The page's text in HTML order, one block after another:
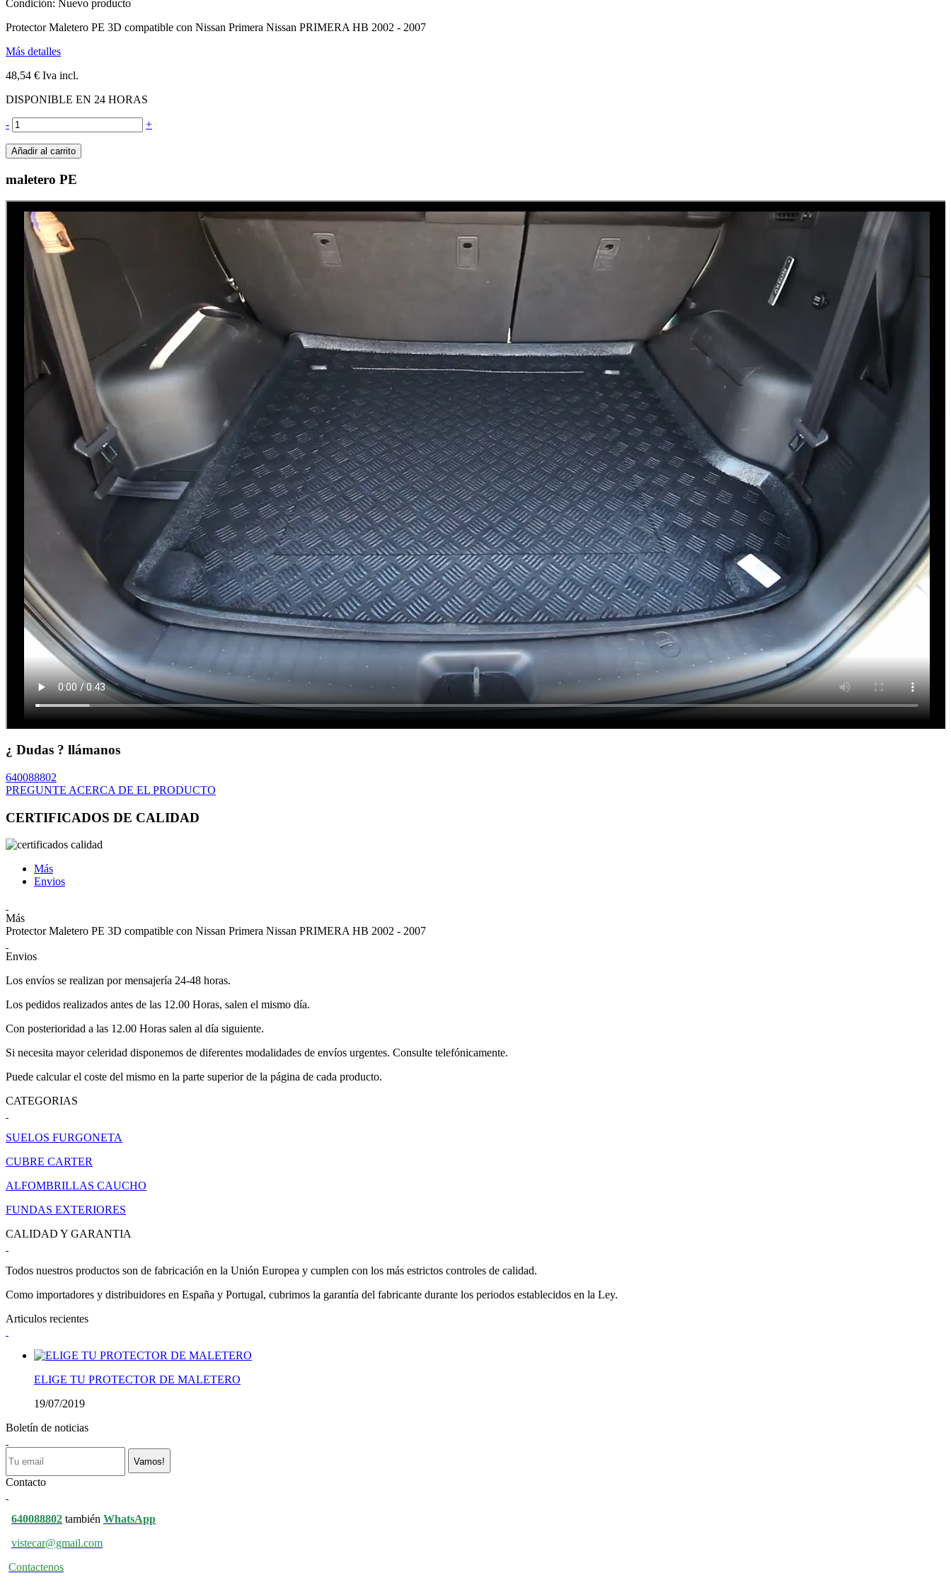
Condición: Nuevo producto
Protector Maletero PE 3D compatible con Nissan Primera Nissan PRIMERA HB 2002 - 2007
Más detalles
48,54 € Iva incl.
DISPONIBLE EN 24 HORAS
- +
Añadir al carrito
maletero PE
¿ Dudas ? llámanos
640088802
PREGUNTE ACERCA DE EL PRODUCTO
CERTIFICADOS DE CALIDAD
Más
Envios
Más
Protector Maletero PE 3D compatible con Nissan Primera Nissan PRIMERA HB 2002 - 2007
Envios
Los envíos se realizan por mensajería 24-48 horas.
Los pedidos realizados antes de las 12.00 Horas, salen el mismo día.
Con posterioridad a las 12.00 Horas salen al día siguiente.
Si necesita mayor celeridad disponemos de diferentes modalidades de envíos urgentes. Consulte telefónicamente.
Puede calcular el coste del mismo en la parte superior de la página de cada producto.
CATEGORIAS
SUELOS FURGONETA
CUBRE CARTER
ALFOMBRILLAS CAUCHO
FUNDAS EXTERIORES
CALIDAD Y GARANTIA
Todos nuestros productos son de fabricación en la Unión Europea y cumplen con los más estrictos controles de calidad.
Como importadores y distribuidores en España y Portugal, cubrimos la garantía del fabricante durante los periodos establecidos en la Ley.
Articulos recientes
ELIGE TU PROTECTOR DE MALETERO
19/07/2019
Boletín de noticias
Vamos!
Contacto
640088802 también WhatsApp
vistecar@gmail.com
Contactenos